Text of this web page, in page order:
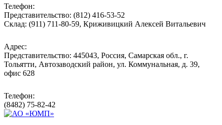
Телефон:
Представительство: (812) 416-53-52
Склад: (911) 711-80-59, Криживицкий Алексей Витальевич
Адрес:
Представительство: 445043, Россия, Самарская обл., г.
Тольятти, Автозаводский район, ул. Коммунальная, д. 39,
офис 628
Телефон:
(8482) 75-82-42